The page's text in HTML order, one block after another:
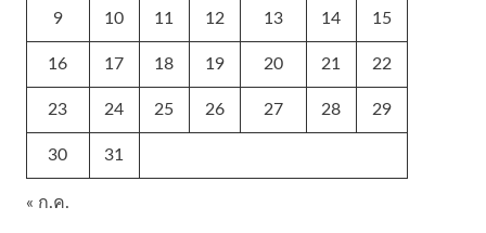
9 10 11 12 13 14 15
16 17 18 19 20 21 22
23 24 25 26 27 28 29
30 31
« ก.ค.